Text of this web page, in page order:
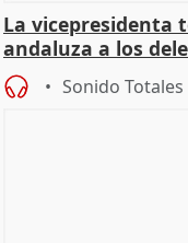
La vicepresidenta
andaluza a los
Sonido Totales